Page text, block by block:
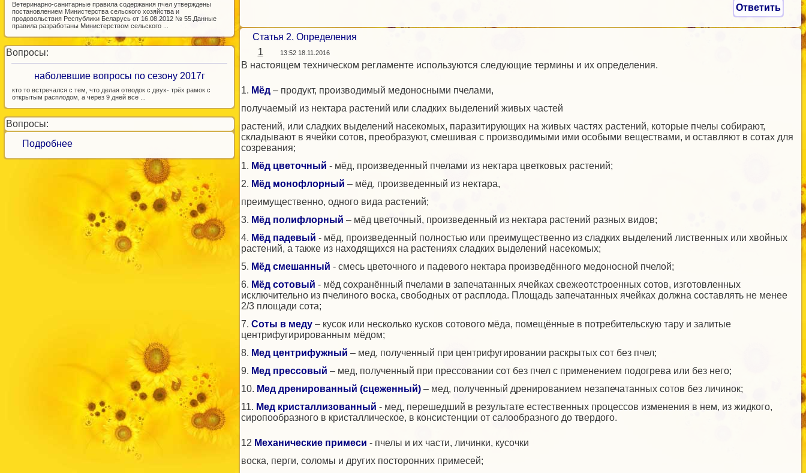
Ответить
Статья 2. Определения
1
13:52 18.11.2016
В настоящем техническом регламенте используются следующие термины и их определения.
1. Мёд – продукт, производимый медоносными пчелами,
получаемый из нектара растений или сладких выделений живых частей
растений, или сладких выделений насекомых, паразитирующих на живых частях растений, которые пчелы собирают,
складывают в ячейки сотов, преобразуют, смешивая с производимыми ими особыми веществами, и оставляют в сотах для
созревания;
1. Мёд цветочный - мёд, произведенный пчелами из нектара цветковых растений;
2. Мёд монофлорный – мёд, произведенный из нектара,
преимущественно, одного вида растений;
3. Мёд полифлорный – мёд цветочный, произведенный из нектара растений разных видов;
4. Мёд падевый - мёд, произведенный полностью или преимущественно из сладких выделений лиственных или хвойных
растений, а также из находящихся на растениях сладких выделений насекомых;
5. Мёд смешанный - смесь цветочного и падевого нектара произведённого медоносной пчелой;
6. Мёд сотовый - мёд сохранённый пчелами в запечатанных ячейках свежеотстроенных сотов, изготовленных
исключительно из пчелиного воска, свободных от расплода. Площадь запечатанных ячейках должна составлять не менее
2/3 площади сота;
7. Соты в меду – кусок или несколько кусков сотового мёда, помещённые в потребительскую тару и залитые
центрифугирированным мёдом;
8. Мед центрифужный – мед, полученный при центрифугировании раскрытых сот без пчел;
9. Мед прессовый – мед, полученный при прессовании сот без пчел с применением подогрева или без него;
10. Мед дренированный (сцеженный) – мед, полученный дренированием незапечатанных сотов без личинок;
11. Мед кристаллизованный - мед, перешедший в результате естественных процессов изменения в нем, из жидкого,
сиропообразного в кристаллическое, в консистенции от салообразного до твердого.
12 Механические примеси - пчелы и их части, личинки, кусочки
воска, перги, соломы и других посторонних примесей;
Ветеринарно-санитарные правила содержания пчел утверждены
постановлением Министерства сельского хозяйства и
продовольствия Республики Беларусь от 16.08.2012 № 55.Данные
правила разработаны Министерством сельского ...
Вопросы:
наболевшие вопросы по сезону 2017г
кто то встречался с тем, что делая отводок с двух- трёх рамок с
открытым расплодом, а через 9 дней все ...
Вопросы:
Подробнее